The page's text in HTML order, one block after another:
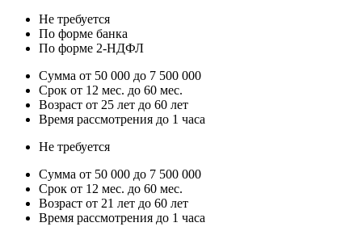
Не требуется
По форме банка
По форме 2-НДФЛ
Сумма от 50 000 до 7 500 000
Срок от 12 мес. до 60 мес.
Возраст от 25 лет до 60 лет
Время рассмотрения до 1 часа
Не требуется
Сумма от 50 000 до 7 500 000
Срок от 12 мес. до 60 мес.
Возраст от 21 лет до 60 лет
Время рассмотрения до 1 часа